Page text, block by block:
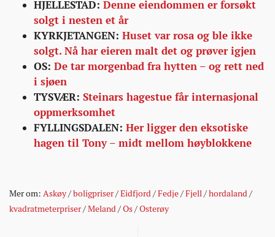
HJELLESTAD: Denne eiendommen er forsøkt
solgt i nesten et år
KYRKJETANGEN: Huset var rosa og ble ikke
solgt. Nå har eieren malt det og prøver igjen
OS: De tar morgenbad fra hytten – og rett ned
i sjøen
TYSVÆR: Steinars hagestue får internasjonal
oppmerksomhet
FYLLINGSDALEN: Her ligger den eksotiske
hagen til Tony – midt mellom høyblokkene
Mer om: Askøy/boligpriser/Eidfjord/Fedje/Fjell/hordaland/
kvadratmeterpriser/Meland/Os/Osterøy